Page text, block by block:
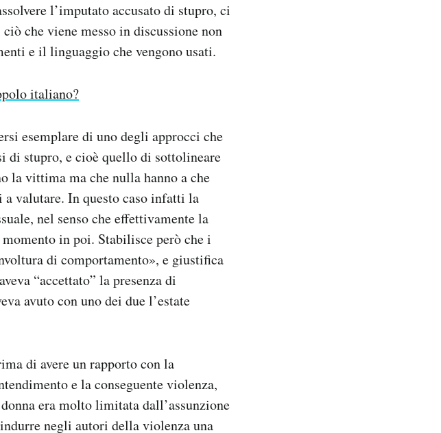
l’imputato accusato di stupro, ci
che viene messo in discussione non
e il linguaggio che vengono usati.
italiano?
esemplare di uno degli approcci che
di stupro, e cioè quello di sottolineare
la vittima ma che nulla hanno a che
valutare. In questo caso infatti la
nel senso che effettivamente la
in poi. Stabilisce però che i
di comportamento», e giustifica
“accettato” la presenza di
avuto con uno dei due l’estate
di avere un rapporto con la
e la conseguente violenza,
era molto limitata dall’assunzione
negli autori della violenza una